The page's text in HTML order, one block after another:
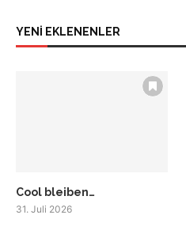
YENİ EKLENENLER
Cool bleiben…
31. Juli 2026